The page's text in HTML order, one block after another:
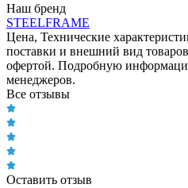
Наш бренд
STEELFRAME
Цена, Технические
поставки и внешний вид
офертой. Подробную
менеджеров.
Все отзывы
Оставить отзыв